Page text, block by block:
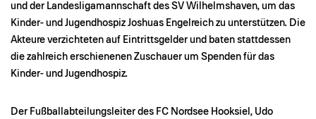
und der Landesligamannschaft des SV Wilhelmshaven, um das
Kinder- und Jugendhospiz Joshuas Engelreich zu unterstützen. Die
Akteure verzichteten auf Eintrittsgelder und baten stattdessen
die zahlreich erschienenen Zuschauer um Spenden für das
Kinder- und Jugendhospiz.
Der Fußballabteilungsleiter des FC Nordsee Hooksiel, Udo